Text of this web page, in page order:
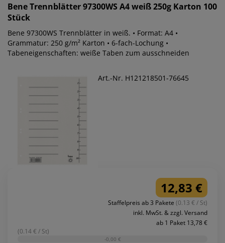
BeneTrennblätter 97300WS A4 weiß 250g Karton 100
Stück
Bene 97300WS Trennblätter in weiß. • Format: A4 •
Grammatur: 250 g/m² Karton • 6-fach-Lochung •
Tabeneigenschaften: weiße Taben zum ausschneiden
Art.-Nr. H121218501-76645
12,83 €
Staffelpreis ab 3 Pakete (0.13 € / St)
inkl. MwSt. & zzgl. Versand
ab 1 Paket 13,78 €
(0.14 € / St)
-0,00 €